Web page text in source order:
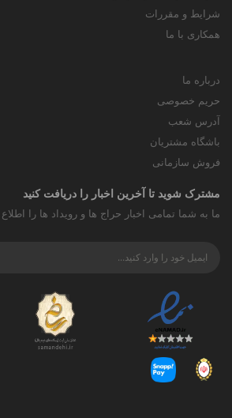
شرایط و مقررات
همکاری با ما
درباره ما
حریم خصوصی
آدرس شعب
باشگاه مشتریان
فروش سازمانی
مشترک شوید تا آخرین اخبار را دریافت کنید
ما به شما تمامی اخبار حراج ها و رویداد ها را